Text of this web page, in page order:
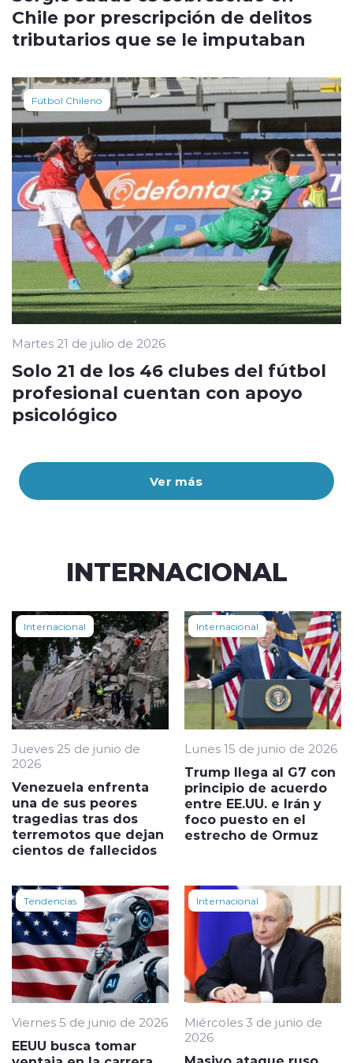
Ver más
Chile por prescripción de delitos
tributarios que se le imputaban
Fútbol Chileno
Martes 21 de julio de 2026
Solo 21 de los 46 clubes del fútbol
profesional cuentan con apoyo
psicológico
INTERNACIONAL
Internacional
Jueves 25 de junio de
2026
Venezuela enfrenta
una de sus peores
tragedias tras dos
terremotos que dejan
cientos de fallecidos
Internacional
Lunes 15 de junio de 2026
Trump llega al G7 con
principio de acuerdo
entre EE.UU. e Irán y
foco puesto en el
estrecho de Ormuz
Tendencias
Viernes 5 de junio de 2026
EEUU busca tomar
Internacional
Miércoles 3 de junio de
2026